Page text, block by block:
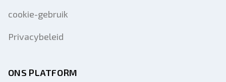
cookie-gebruik
Privacybeleid
ONS PLATFORM